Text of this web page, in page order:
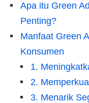
Apa itu Green
Penting?
Manfaat Green
Konsumen
1.
2.
3. Menarik